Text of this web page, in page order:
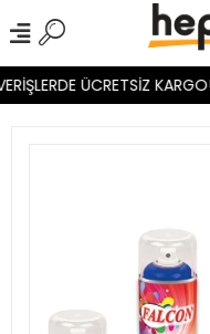
ÜCRETSİZ KARGO!